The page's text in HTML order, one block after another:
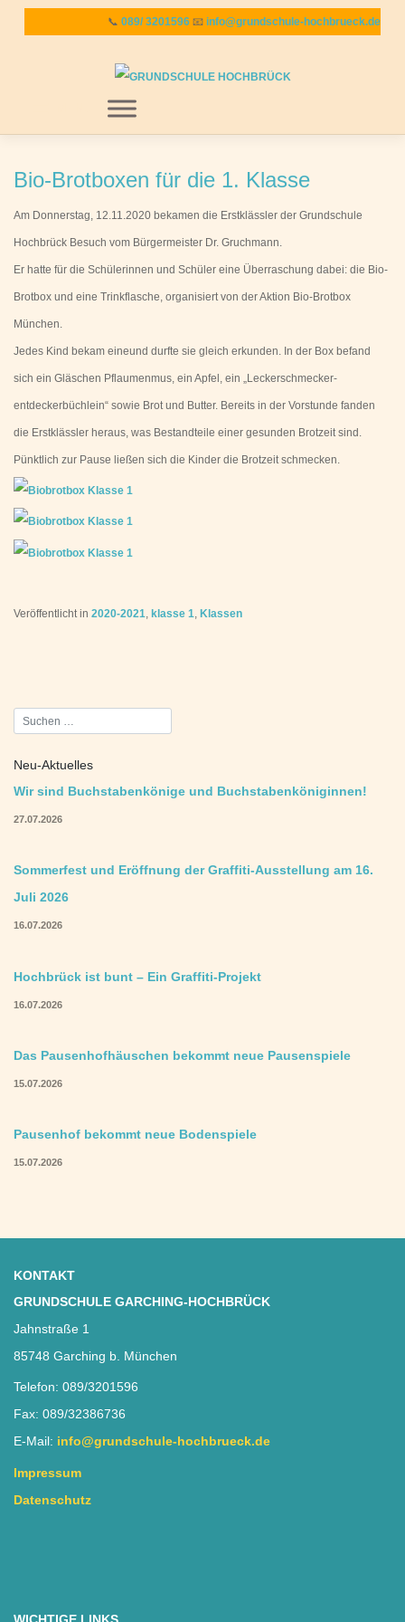
📞 089/ 3201596 📧 info@grundschule-hochbrueck.de
Bio-Brotboxen für die 1. Klasse
Am Donnerstag, 12.11.2020 bekamen die Erstklässler der Grundschule
Hochbrück Besuch vom Bürgermeister Dr. Gruchmann.
Er hatte für die Schülerinnen und Schüler eine Überraschung dabei: die Bio-
Brotbox und eine Trinkflasche, organisiert von der Aktion Bio-Brotbox
München.
Jedes Kind bekam eineund durfte sie gleich erkunden. In der Box befand
sich ein Gläschen Pflaumenmus, ein Apfel, ein „Leckerschmecker-
entdeckerbüchlein“ sowie Brot und Butter. Bereits in der Vorstunde fanden
die Erstklässler heraus, was Bestandteile einer gesunden Brotzeit sind.
Pünktlich zur Pause ließen sich die Kinder die Brotzeit schmecken.
Veröffentlicht in 2020-2021, klasse 1, Klassen
Beitragsnavigation
Neu-Aktuelles
Wir sind Buchstabenkönige und Buchstabenköniginnen!
27.07.2026
Sommerfest und Eröffnung der Graffiti-Ausstellung am 16.
Juli 2026
16.07.2026
Hochbrück ist bunt – Ein Graffiti-Projekt
16.07.2026
Das Pausenhofhäuschen bekommt neue Pausenspiele
15.07.2026
Pausenhof bekommt neue Bodenspiele
15.07.2026
KONTAKT
GRUNDSCHULE GARCHING-HOCHBRÜCK
Jahnstraße 1
85748 Garching b. München
Telefon: 089/3201596
Fax: 089/32386736
E-Mail: info@grundschule-hochbrueck.de
Impressum
Datenschutz